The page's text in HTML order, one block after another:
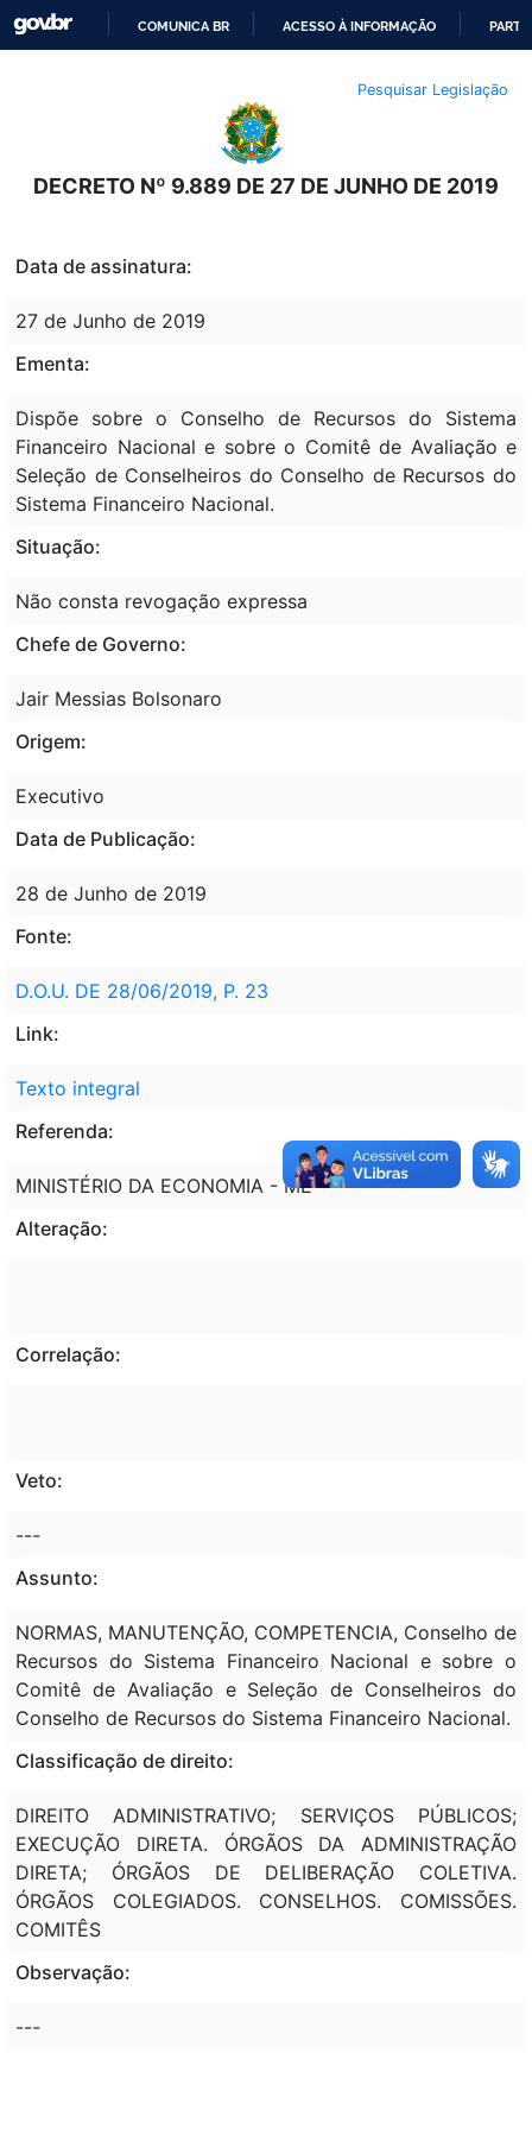
O
CONTEÚDO
COMUNICA BR ACESSO À INFORMAÇÃO
Pesquisar Legislação
DECRETO Nº 9.889 DE 27 DE JUNHO DE 2019
Data de assinatura:
27 de Junho de 2019
Ementa:
Dispõe sobre o Conselho de Recursos do Sistema
Financeiro Nacional e sobre o Comitê de Avaliação e
Seleção de Conselheiros do Conselho de Recursos do
Sistema Financeiro Nacional.
Situação:
Não consta revogação expressa
Chefe de Governo:
Jair Messias Bolsonaro
Origem:
Executivo
Data de Publicação:
28 de Junho de 2019
Fonte:
D.O.U. DE 28/06/2019, P. 23
Link:
Texto integral
Referenda:
MINISTÉRIO DA ECONOMIA - ME
Alteração:
Correlação:
Veto:
---
Assunto:
NORMAS, MANUTENÇÃO, COMPETENCIA, Conselho de
Recursos do Sistema Financeiro Nacional e sobre o
Comitê de Avaliação e Seleção de Conselheiros do
Conselho de Recursos do Sistema Financeiro Nacional.
Classificação de direito:
DIREITO ADMINISTRATIVO; SERVIÇOS PÚBLICOS;
EXECUÇÃO DIRETA. ÓRGÃOS DA ADMINISTRAÇÃO
DIRETA; ÓRGÃOS DE DELIBERAÇÃO COLETIVA.
ÓRGÃOS COLEGIADOS. CONSELHOS. COMISSÕES.
COMITÊS
Observação:
---